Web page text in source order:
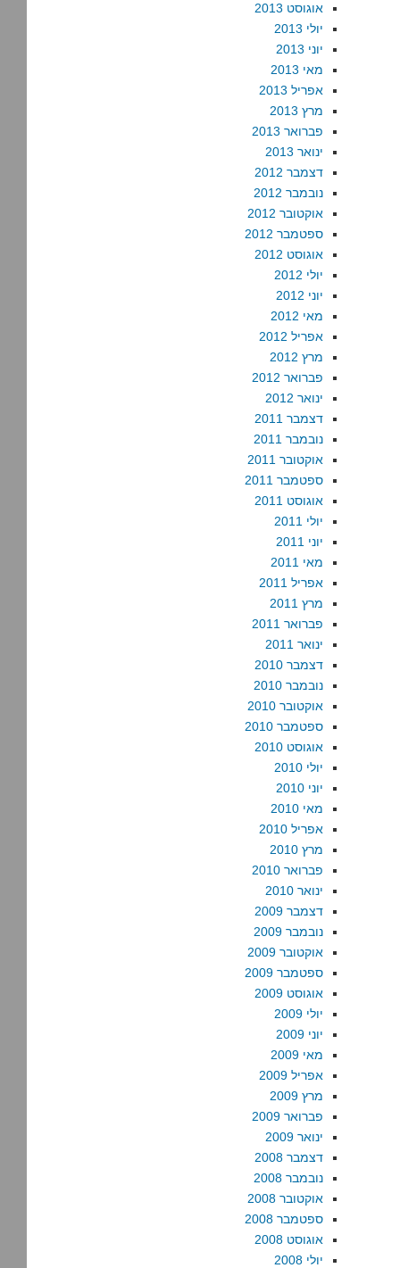
אוגוסט 2013
יולי 2013
יוני 2013
מאי 2013
אפריל 2013
מרץ 2013
פברואר 2013
ינואר 2013
דצמבר 2012
נובמבר 2012
אוקטובר 2012
ספטמבר 2012
אוגוסט 2012
יולי 2012
יוני 2012
מאי 2012
אפריל 2012
מרץ 2012
פברואר 2012
ינואר 2012
דצמבר 2011
נובמבר 2011
אוקטובר 2011
ספטמבר 2011
אוגוסט 2011
יולי 2011
יוני 2011
מאי 2011
אפריל 2011
מרץ 2011
פברואר 2011
ינואר 2011
דצמבר 2010
נובמבר 2010
אוקטובר 2010
ספטמבר 2010
אוגוסט 2010
יולי 2010
יוני 2010
מאי 2010
אפריל 2010
מרץ 2010
פברואר 2010
ינואר 2010
דצמבר 2009
נובמבר 2009
אוקטובר 2009
ספטמבר 2009
אוגוסט 2009
יולי 2009
יוני 2009
מאי 2009
אפריל 2009
מרץ 2009
פברואר 2009
ינואר 2009
דצמבר 2008
נובמבר 2008
אוקטובר 2008
ספטמבר 2008
אוגוסט 2008
יולי 2008